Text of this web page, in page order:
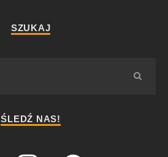
SZUKAJ
ŚLEDŹ NAS!